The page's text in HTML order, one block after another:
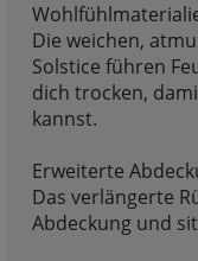
Die weichen,
Solstice führen
dich trocken,
kannst.
Erweiterte
Das verlängerte
Abdeckung und